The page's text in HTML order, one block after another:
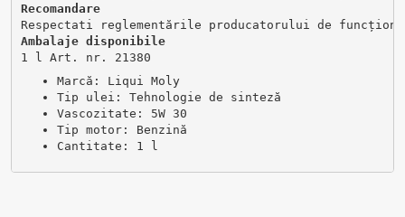
Recomandare
Respectati reglementările producatorului de
Ambalaje disponibile
1 l Art. nr. 21380
Marcă: Liqui Moly
Tip ulei: Tehnologie de sinteză
Vascozitate: 5W 30
Tip motor: Benzină
Cantitate: 1 l